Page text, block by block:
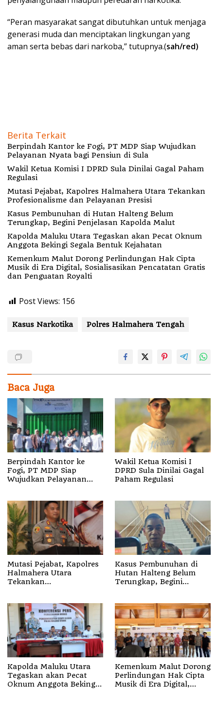
“Peran masyarakat sangat dibutuhkan untuk menjaga
generasi muda dan menciptakan lingkungan yang
aman serta bebas dari narkoba,” tutupnya.(sah/red)
Berita Terkait
Berpindah Kantor ke Fogi, PT MDP Siap Wujudkan
Pelayanan Nyata bagi Pensiun di Sula
Wakil Ketua Komisi I DPRD Sula Dinilai Gagal Paham
Regulasi
Mutasi Pejabat, Kapolres Halmahera Utara Tekankan
Profesionalisme dan Pelayanan Presisi
Kasus Pembunuhan di Hutan Halteng Belum
Terungkap, Begini Penjelasan Kapolda Malut
Kapolda Maluku Utara Tegaskan akan Pecat Oknum
Anggota Bekingi Segala Bentuk Kejahatan
Kemenkum Malut Dorong Perlindungan Hak Cipta
Musik di Era Digital, Sosialisasikan Pencatatan Gratis
dan Penguatan Royalti
Post Views: 156
Kasus Narkotika Polres Halmahera Tengah
Baca Juga
Berpindah Kantor ke
Fogi, PT MDP Siap
Wujudkan Pelayanan
Wakil Ketua Komisi I
DPRD Sula Dinilai Gagal
Paham Regulasi
Mutasi Pejabat, Kapolres
Halmahera Utara
Tekankan
Kasus Pembunuhan di
Hutan Halteng Belum
Terungkap, Begini
Kapolda Maluku Utara
Tegaskan akan Pecat
Oknum Anggota Bekingi
Kemenkum Malut Dorong
Perlindungan Hak Cipta
Musik di Era Digital,